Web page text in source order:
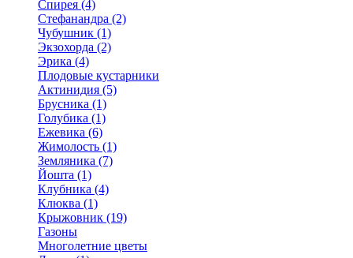
Спирея (4)
Стефанандра (2)
Чубушник (1)
Экзохорда (2)
Эрика (4)
Плодовые кустарники
Актинидия (5)
Брусника (1)
Голубика (1)
Ежевика (6)
Жимолость (1)
Земляника (7)
Йошта (1)
Клубника (4)
Клюква (1)
Крыжовник (19)
Газоны
Многолетние цветы